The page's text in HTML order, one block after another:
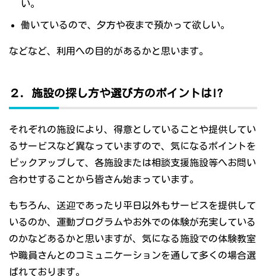
い。
働いているので、夕方や夜まで預かって欲しい。
などなど、利用への目的があるかと思います。
２．施設の探し方や選び方のポイントは!?
それぞれの施設により、得意としていることや提供してい
るサービスなど異なっていますので、気になるポイントを
ピックアップして、各施設または相談支援施設等へお問い
合わせすることから皆さん始まっています。
もちろん、送迎であったり平日以外もサービスを提供して
いるのか、運動プログラムやお外での体験が充実している
のかなどあるかと思いますが、気になる施設での体験教室
や職員さんとのコミュニケーションを通して多くの場合選
ばれております。